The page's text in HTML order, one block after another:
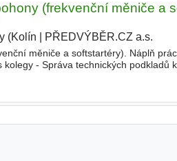
(frekvenční měniče a
(Kolín PŘEDVÝBĚR.CZ a.s.
měniče a softstartéry). Náplň
- Správa technických podkladů